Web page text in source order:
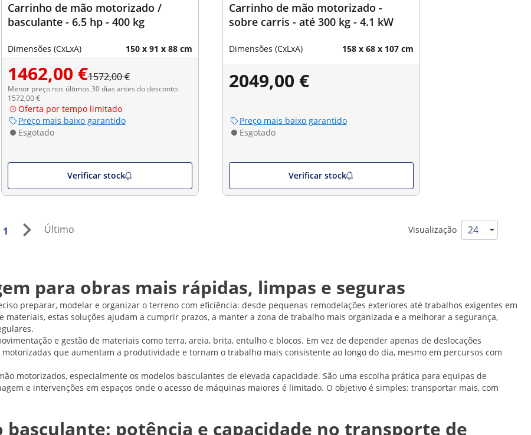
Carrinho de mão motorizado /
basculante - 6.5 hp - 400 kg
Dimensões (CxLxA) 150 x 91 x 88 cm
1462,00 €1572,00 €
Menor preço nos últimos 30 dias antes do desconto:
1572,00 €
Oferta por tempo limitado
Preço mais baixo garantido
Esgotado
Verificar stock
Carrinho de mão motorizado -
sobre carris - até 300 kg - 4.1 kW
Dimensões (CxLxA) 158 x 68 x 107 cm
2049,00 €
Preço mais baixo garantido
Esgotado
Verificar stock
1 Último Visualização
para obras mais rápidas, limpas e seguras
preparar, modelar e organizar o terreno com eficiência: desde pequenas remodelações exteriores até trabalhos exigentes em
estas soluções ajudam a cumprir prazos, a manter a zona de trabalho mais organizada e a melhorar a segurança,
e gestão de materiais como terra, areia, brita, entulho e blocos. Em vez de depender apenas de deslocações
que aumentam a produtividade e tornam o trabalho mais consistente ao longo do dia, mesmo em percursos com
motorizados, especialmente os modelos basculantes de elevada capacidade. São uma escolha prática para equipas de
e intervenções em espaços onde o acesso de máquinas maiores é limitado. O objetivo é simples: transportar mais, com
potência e capacidade no transporte de